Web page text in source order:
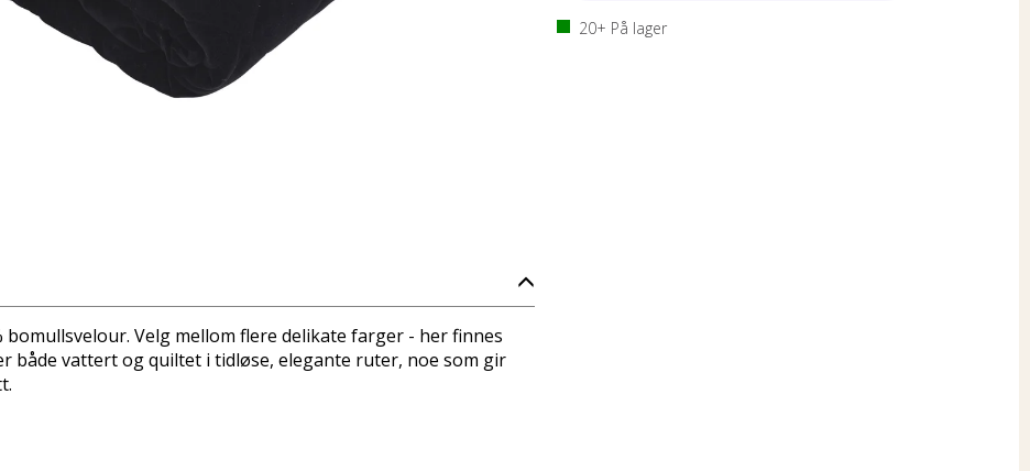
20+ På lager
bomullsvelour. Velg mellom flere delikate farger - her finnes
både vattert og quiltet i tidløse, elegante ruter, noe som gir